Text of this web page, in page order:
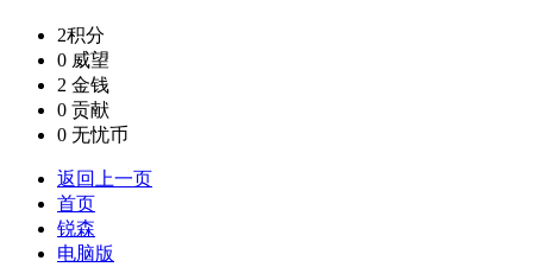
2积分
0 威望
2 金钱
0 贡献
0 无忧币
返回上一页
首页
锐森
电脑版